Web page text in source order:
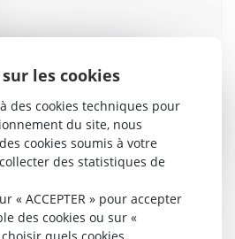
de l’accord trouvé
les cookies
des cookies techniques pour
du site, nous
cookies soumis à votre
des statistiques de
« ACCEPTER » pour accepter
des cookies ou sur «